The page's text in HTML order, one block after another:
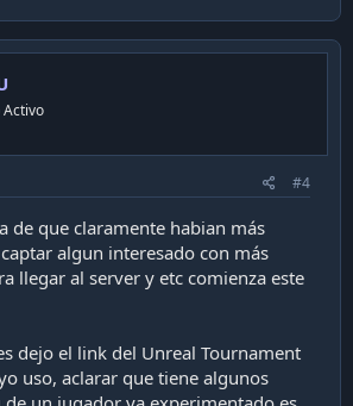
#4
de que claramente habian más
algun interesado con más
llegar al server y etc comienza este
dejo el link del Unreal Tournament
uso, aclarar que tiene algunos